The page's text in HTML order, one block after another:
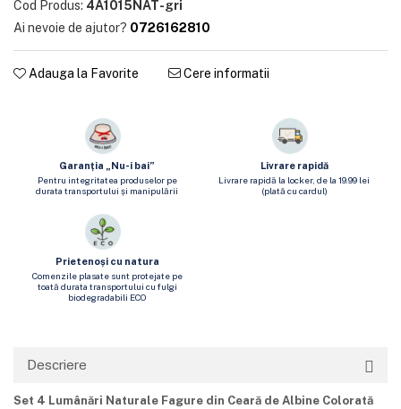
Cod Produs: 4A1015NAT-gri
Ai nevoie de ajutor? 0726162810
Adauga la Favorite Cere informatii
Garanția „Nu-i bai”
Pentru integritatea produselor pe
durata transportului și manipulării
Livrare rapidă
Livrare rapidă la locker, de la 19.99 lei
(plată cu cardul)
Prietenoși cu natura
Comenzile plasate sunt protejate pe
toată durata transportului cu fulgi
biodegradabili ECO
Descriere
Set 4 Lumânări Naturale Fagure din Ceară de Albine Colorată